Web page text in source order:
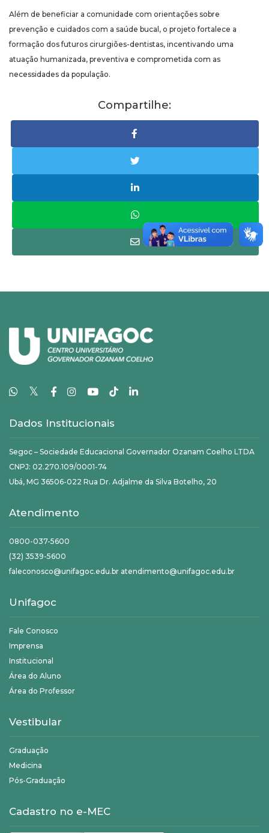
Além de beneficiar a comunidade com orientações sobre
prevenção e cuidados com a saúde bucal, o projeto fortalece a
formação dos futuros cirurgiões-dentistas, incentivando uma
atuação humanizada, preventiva e comprometida com as
necessidades da população.
Compartilhe:
𝕏
Dados Institucionais
Segoc – Sociedade Educacional Governador Ozanam Coelho LTDA
CNPJ: 02.270.109/0001-74
Ubá, MG 36506-022 Rua Dr. Adjalme da Silva Botelho, 20
Atendimento
0800-037-5600
(32) 3539-5600
faleconosco@unifagoc.edu.br atendimento@unifagoc.edu.br
Unifagoc
Fale Conosco
Imprensa
Institucional
Área do Aluno
Área do Professor
Vestibular
Graduação
Medicina
Pós-Graduação
Cadastro no e-MEC